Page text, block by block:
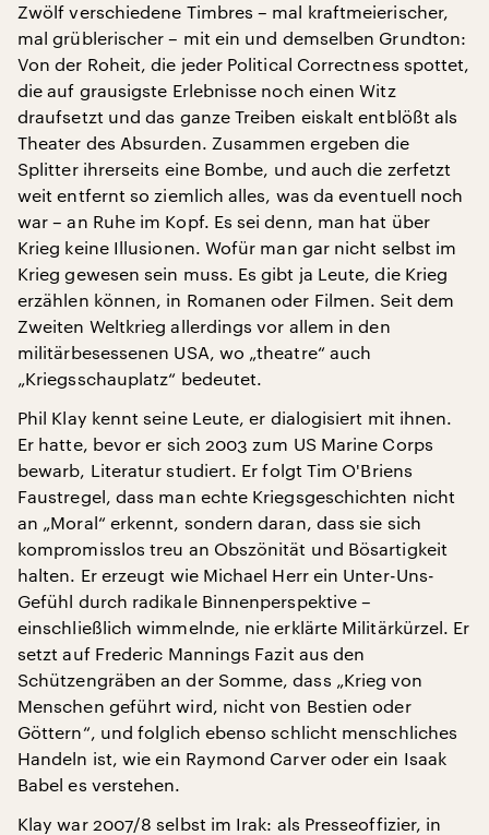
Zwölf verschiedene Timbres – mal kraftmeierischer,
mal grüblerischer – mit ein und demselben Grundton:
Von der Roheit, die jeder Political Correctness spottet,
die auf grausigste Erlebnisse noch einen Witz
draufsetzt und das ganze Treiben eiskalt entblößt als
Theater des Absurden. Zusammen ergeben die
Splitter ihrerseits eine Bombe, und auch die zerfetzt
weit entfernt so ziemlich alles, was da eventuell noch
war – an Ruhe im Kopf. Es sei denn, man hat über
Krieg keine Illusionen. Wofür man gar nicht selbst im
Krieg gewesen sein muss. Es gibt ja Leute, die Krieg
erzählen können, in Romanen oder Filmen. Seit dem
Zweiten Weltkrieg allerdings vor allem in den
militärbesessenen USA, wo „theatre“ auch
„Kriegsschauplatz“ bedeutet.
Phil Klay kennt seine Leute, er dialogisiert mit ihnen.
Er hatte, bevor er sich 2003 zum US Marine Corps
bewarb, Literatur studiert. Er folgt Tim O'Briens
Faustregel, dass man echte Kriegsgeschichten nicht
an „Moral“ erkennt, sondern daran, dass sie sich
kompromisslos treu an Obszönität und Bösartigkeit
halten. Er erzeugt wie Michael Herr ein Unter-Uns-
Gefühl durch radikale Binnenperspektive –
einschließlich wimmelnde, nie erklärte Militärkürzel. Er
setzt auf Frederic Mannings Fazit aus den
Schützengräben an der Somme, dass „Krieg von
Menschen geführt wird, nicht von Bestien oder
Göttern“, und folglich ebenso schlicht menschliches
Handeln ist, wie ein Raymond Carver oder ein Isaak
Babel es verstehen.
Klay war 2007/8 selbst im Irak: als Presseoffizier, in